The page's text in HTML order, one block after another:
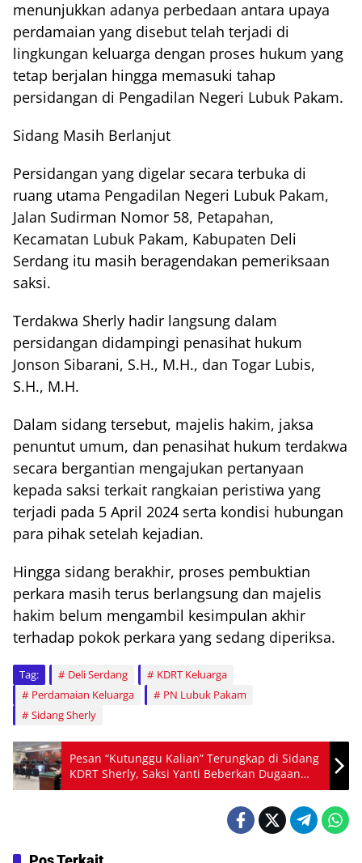
menunjukkan adanya perbedaan antara upaya
perdamaian yang disebut telah terjadi di
lingkungan keluarga dengan proses hukum yang
tetap berjalan hingga memasuki tahap
persidangan di Pengadilan Negeri Lubuk Pakam.
Sidang Masih Berlanjut
Persidangan yang digelar secara terbuka di
ruang utama Pengadilan Negeri Lubuk Pakam,
Jalan Sudirman Nomor 58, Petapahan,
Kecamatan Lubuk Pakam, Kabupaten Deli
Serdang itu masih beragendakan pemeriksaan
saksi.
Terdakwa Sherly hadir langsung dalam
persidangan didampingi penasihat hukum
Jonson Sibarani, S.H., M.H., dan Togar Lubis,
S.H., M.H.
Dalam sidang tersebut, majelis hakim, jaksa
penuntut umum, dan penasihat hukum terdakwa
secara bergantian mengajukan pertanyaan
kepada saksi terkait rangkaian peristiwa yang
terjadi pada 5 April 2024 serta kondisi hubungan
para pihak setelah kejadian.
Hingga sidang berakhir, proses pembuktian
perkara masih terus berlangsung dan majelis
hakim belum mengambil kesimpulan akhir
terhadap pokok perkara yang sedang diperiksa.
Tag: Deli Serdang
KDRT Keluarga
Perdamaian Keluarga
PN Lubuk Pakam
Sidang Sherly
Pesan “Kutunggu Kalian” Terungkap di Sidang
KDRT Sherly, Saksi Yanti Beberkan Dugaan
Ancaman